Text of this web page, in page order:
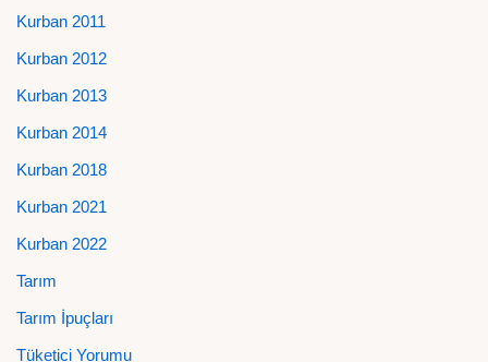
Kurban 2011
Kurban 2012
Kurban 2013
Kurban 2014
Kurban 2018
Kurban 2021
Kurban 2022
Tarım
Tarım İpuçları
Tüketici Yorumu